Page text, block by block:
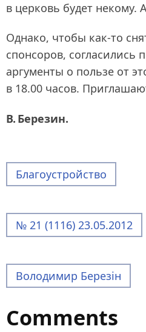
в церковь будет
Однако, чтобы как-то
спонсоров,
аргументы о пользе от
в 18.00 часов.
В. Березин.
Благоустройство
№ 21 (1116) 23.05.2012
Володимир Березін
Comments